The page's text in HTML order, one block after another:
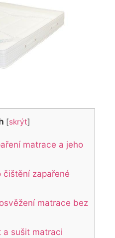
[skrýt]
matrace a jeho
čištění zapařené
matrace bez
sušit matraci